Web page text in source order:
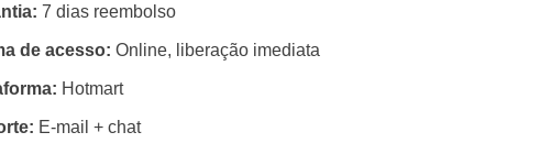
7 dias reembolso
de acesso: Online, liberação imediata
Hotmart
E‑mail + chat